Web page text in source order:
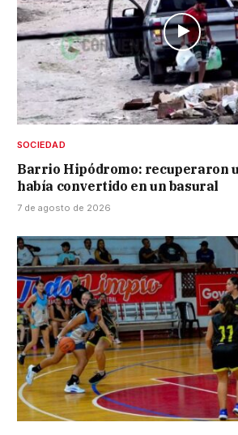
SOCIEDAD
Barrio Hipódromo: recuperaron
había convertido en un basural
7 de agosto de 2026